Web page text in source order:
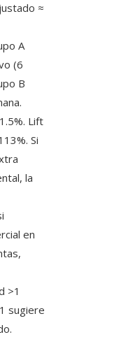
≈
A
(6
B
Lift
Si
la
en
>1
sugiere